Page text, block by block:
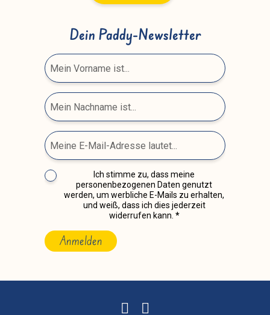
Dein Paddy-Newsletter
Ich stimme zu, dass meine
personenbezogenen Daten genutzt
werden, um werbliche E-Mails zu erhalten,
und weiß, dass ich dies jederzeit
widerrufen kann.
Anmelden